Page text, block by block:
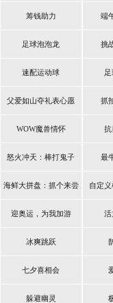
筹钱助力 端
足球泡泡龙 挑
速配运动球
父爱如山夺礼表心愿 抓
WOW魔兽情怀 抗
怒火冲天：棒打鬼子 最
海鲜大拼盘：抓个来尝
鲜
自定
迎奥运，为我加游
冰爽跳跃
七夕喜相会
躲避幽灵